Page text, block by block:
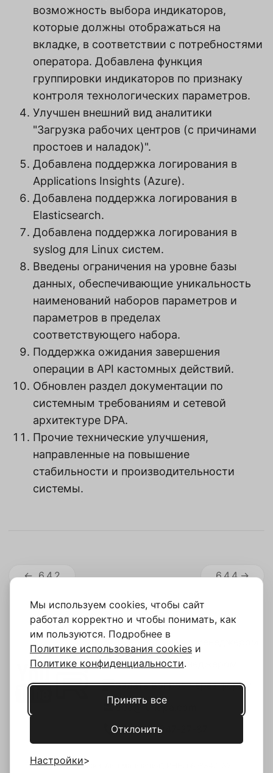
Мы используем cookies, чтобы сайт
работал корректно и чтобы понимать, как
им пользуются. Подробнее в
Политике использования cookies и
Политике конфиденциальности.
Принять все
Отклонить
Настройки
возможность выбора индикаторов,
которые должны отображаться на
вкладке, в соответствии с потребностями
оператора. Добавлена функция
группировки индикаторов по признаку
контроля технологических параметров.
Улучшен внешний вид аналитики
"Загрузка рабочих центров (с причинами
простоев и наладок)".
Добавлена поддержка логирования в
Applications Insights (Azure).
Добавлена поддержка логирования в
Elasticsearch.
Добавлена поддержка логирования в
syslog для Linux систем.
Введены ограничения на уровне базы
данных, обеспечивающие уникальность
наименований наборов параметров и
параметров в пределах
соответствующего набора.
Поддержка ожидания завершения
операции в API кастомных действий.
Обновлен раздел документации по
системным требованиям и сетевой
архитектуре DPA.
Прочие технические улучшения,
направленные на повышение
стабильности и производительности
системы.
6.4.2 6.4.4
Telegram - чат с менеджером
MAX - чат с менеджером
Задать вопрос через форму
dpa@rundpa.com
+7 (343) 247-27-87
ООО "Экстенсив-Автоматизация", ИНН: 6658347732